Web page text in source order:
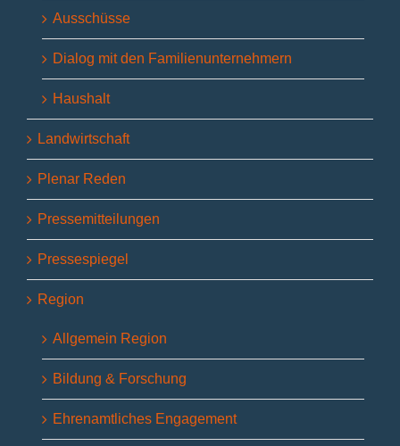
Ausschüsse
Dialog mit den Familienunternehmern
Haushalt
Landwirtschaft
Plenar Reden
Pressemitteilungen
Pressespiegel
Region
Allgemein Region
Bildung & Forschung
Ehrenamtliches Engagement